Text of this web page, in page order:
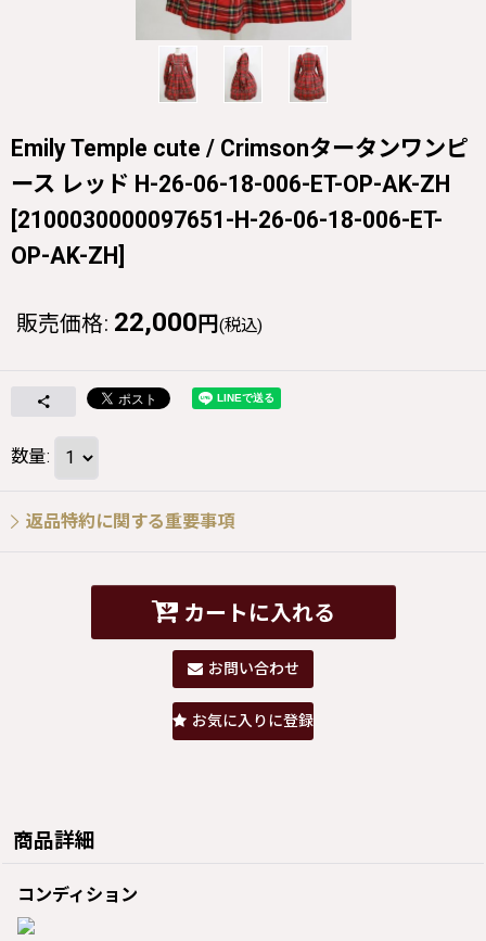
Emily Temple cute / Crimsonタータンワンピ
ース レッド H-26-06-18-006-ET-OP-AK-ZH
[2100030000097651-H-26-06-18-006-ET-
OP-AK-ZH]
販売価格: 22,000 円 (税込)
数量:
返品特約に関する重要事項
カートに入れる
お問い合わせ
お気に入りに登録
商品詳細
コンディション